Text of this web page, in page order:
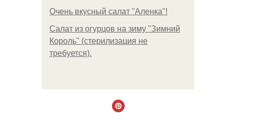
Очень вкусный салат "Аленка"!
Салат из огурцов на зиму "Зимний
Король" (стерилизация не
требуется).